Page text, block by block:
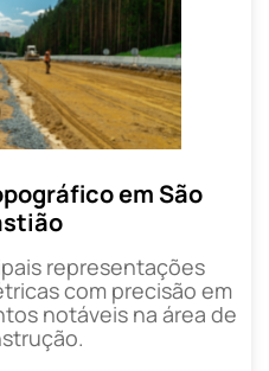
em São
representações
com precisão em
notáveis na área de